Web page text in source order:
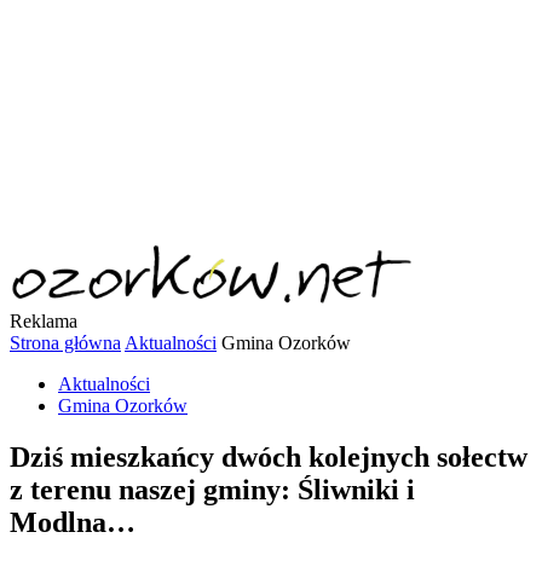
Reklama
Strona główna Aktualności Gmina Ozorków
Aktualności
Gmina Ozorków
Dziś mieszkańcy dwóch kolejnych sołectw
z terenu naszej gminy: Śliwniki i
Modlna…